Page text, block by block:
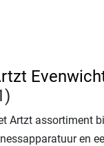
Artzt assortiment
en